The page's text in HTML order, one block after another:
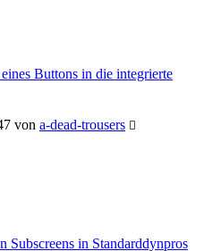
Buttons in die integrierte
von a-dead-trousers
in Standarddynpros